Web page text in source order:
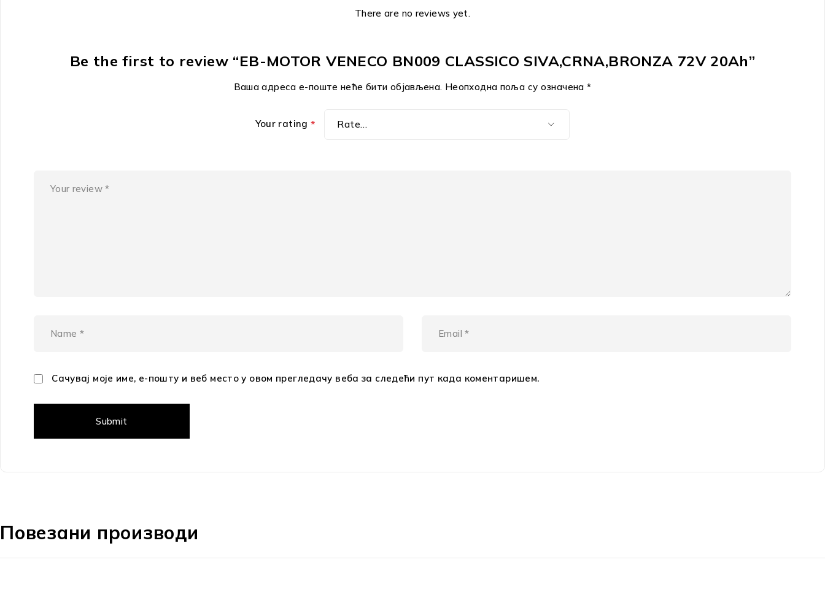
There are no reviews yet.
Be the first to review “EB-MOTOR VENECO BN009 CLASSICO SIVA,CRNA,BRONZA 72V 20Ah”
Ваша адреса е-поште неће бити објављена. Неопходна поља су означена*
Your rating*
Сачувај моје име, е-пошту и веб место у овом прегледачу веба за следећи пут када коментаришем.
Повезани производи